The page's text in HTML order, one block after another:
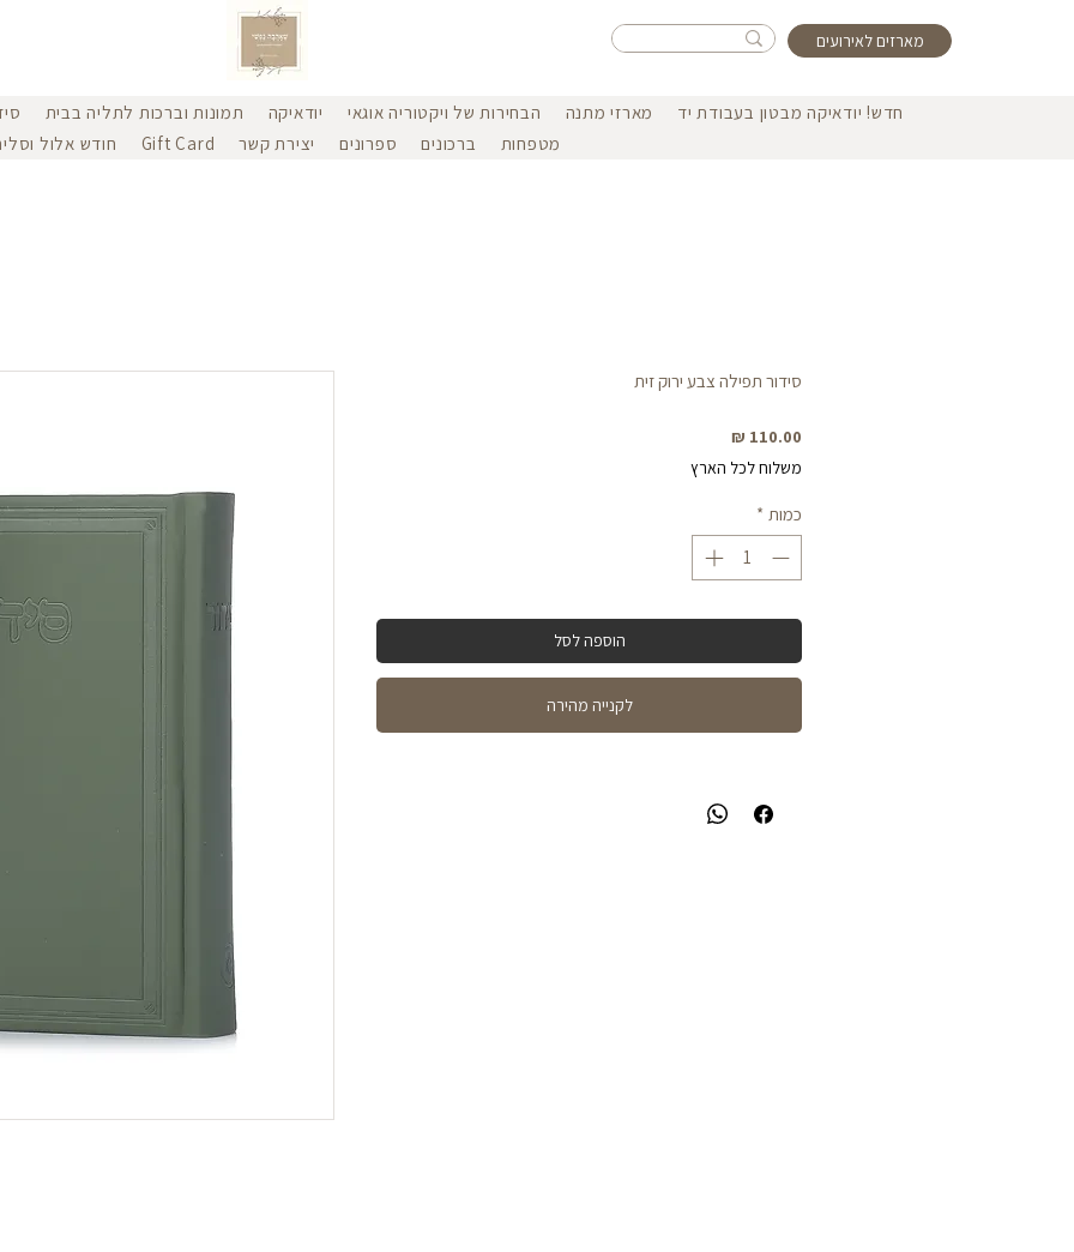
מארזים לאירועים
חדש! יודאיקה מבטון בעבודת יד מארזי מתנה הבחירות של ויקטוריה אוגאי יודאיקה תמונות וברכות לתליה בבית
מטפחות
ברכונים ספרונים יצירת קשר Gift Card חודש אלול
סידור תפילה צבע ירוק זית
מחיר
משלוח לכל הארץ
כמות *
הוספה לסל
לקנייה מהירה